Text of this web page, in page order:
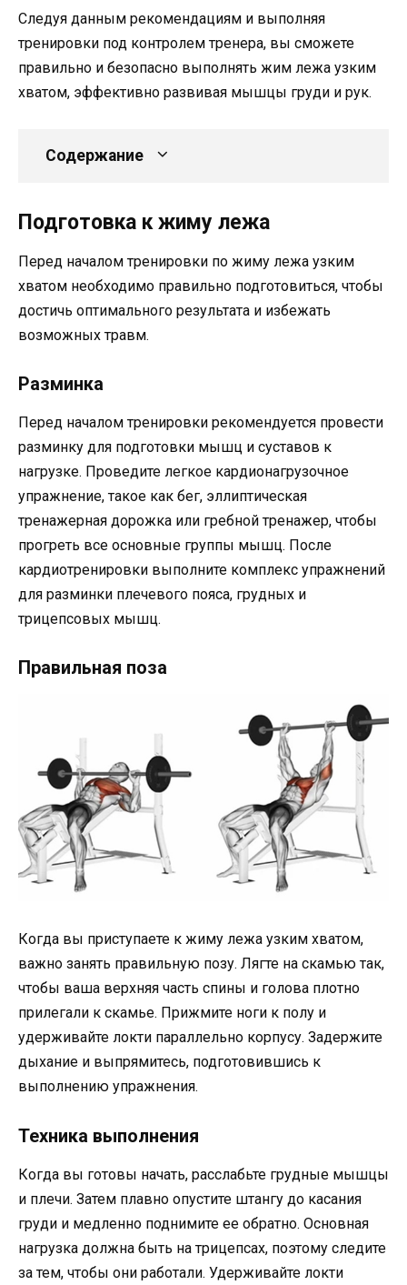
Следуя данным рекомендациям и выполняя
тренировки под контролем тренера, вы сможете
правильно и безопасно выполнять жим лежа узким
хватом, эффективно развивая мышцы груди и рук.
Содержание
Подготовка к жиму лежа
Перед началом тренировки по жиму лежа узким
хватом необходимо правильно подготовиться, чтобы
достичь оптимального результата и избежать
возможных травм.
Разминка
Перед началом тренировки рекомендуется провести
разминку для подготовки мышц и суставов к
нагрузке. Проведите легкое кардионагрузочное
упражнение, такое как бег, эллиптическая
тренажерная дорожка или гребной тренажер, чтобы
прогреть все основные группы мышц. После
кардиотренировки выполните комплекс упражнений
для разминки плечевого пояса, грудных и
трицепсовых мышц.
Правильная поза
Когда вы приступаете к жиму лежа узким хватом,
важно занять правильную позу. Лягте на скамью так,
чтобы ваша верхняя часть спины и голова плотно
прилегали к скамье. Прижмите ноги к полу и
удерживайте локти параллельно корпусу. Задержите
дыхание и выпрямитесь, подготовившись к
выполнению упражнения.
Техника выполнения
Когда вы готовы начать, расслабьте грудные мышцы
и плечи. Затем плавно опустите штангу до касания
груди и медленно поднимите ее обратно. Основная
нагрузка должна быть на трицепсах, поэтому следите
за тем, чтобы они работали. Удерживайте локти